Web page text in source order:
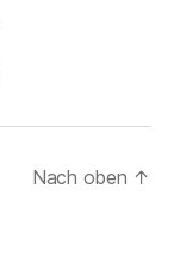
Nach oben ↑